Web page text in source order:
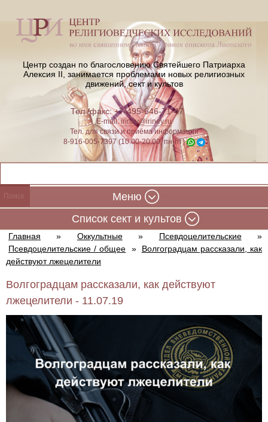
Центр создан по благословению Святейшего Патриарха
Алексия II, занимается проблемами новых религиозных
движений, сект и культов
Тел./факс: +7-495-646-71-47
E-mail:iriney@iriney.ru
Тел. для связи и приёма информации
8-916-005-7397 (10:00-20:00, пн-пт)
Меню
Cписок сект и культов
Главная » Оккультные » Псевдоцелительские
»
Псевдоцелительские / общее
»
Волгоградцам рассказали, как
действуют лжецелители
Волгоградцам рассказали, как действуют
лжецелители - 11.07.19